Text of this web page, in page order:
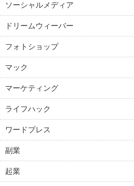
ソーシャルメディア
ドリームウィーバー
フォトショップ
マック
マーケティング
ライフハック
ワードプレス
副業
起業